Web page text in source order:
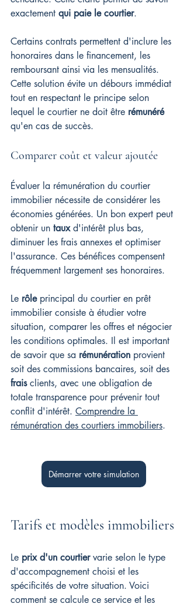
exactement qui paie le courtier.
Certains contrats permettent d'inclure les
honoraires dans le financement, les
remboursant ainsi via les mensualités.
Cette solution évite un débours immédiat
tout en respectant le principe selon
lequel le courtier ne doit être rémunéré
qu'en cas de succès.
Comparer coût et valeur ajoutée
Évaluer la rémunération du courtier
immobilier nécessite de considérer les
économies générées. Un bon expert peut
obtenir un taux d'intérêt plus bas,
diminuer les frais annexes et optimiser
l'assurance. Ces bénéfices compensent
fréquemment largement ses honoraires.
Le rôle principal du courtier en prêt
immobilier consiste à étudier votre
situation, comparer les offres et négocier
les conditions optimales. Il est important
de savoir que sa rémunération provient
soit des commissions bancaires, soit des
frais clients, avec une obligation de
totale transparence pour prévenir tout
conflit d'intérêt. Comprendre la
rémunération des courtiers immobiliers.
Démarrer votre simulation
Tarifs et modèles immobiliers
Le prix d'un courtier varie selon le type
d'accompagnement choisi et les
spécificités de votre situation. Voici
comment se calcule ce service et les